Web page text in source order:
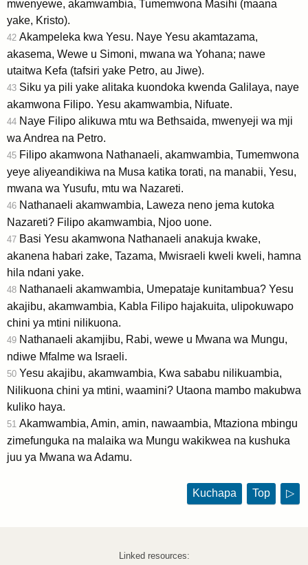
mwenyewe, akamwambia, Tumemwona Masihi (maana
yake, Kristo).
42 Akampeleka kwa Yesu. Naye Yesu akamtazama,
akasema, Wewe u Simoni, mwana wa Yohana; nawe
utaitwa Kefa (tafsiri yake Petro, au Jiwe).
43 Siku ya pili yake alitaka kuondoka kwenda Galilaya, naye
akamwona Filipo. Yesu akamwambia, Nifuate.
44 Naye Filipo alikuwa mtu wa Bethsaida, mwenyeji wa mji
wa Andrea na Petro.
45 Filipo akamwona Nathanaeli, akamwambia, Tumemwona
yeye aliyeandikiwa na Musa katika torati, na manabii, Yesu,
mwana wa Yusufu, mtu wa Nazareti.
46 Nathanaeli akamwambia, Laweza neno jema kutoka
Nazareti? Filipo akamwambia, Njoo uone.
47 Basi Yesu akamwona Nathanaeli anakuja kwake,
akanena habari zake, Tazama, Mwisraeli kweli kweli, hamna
hila ndani yake.
48 Nathanaeli akamwambia, Umepataje kunitambua? Yesu
akajibu, akamwambia, Kabla Filipo hajakuita, ulipokuwapo
chini ya mtini nilikuona.
49 Nathanaeli akamjibu, Rabi, wewe u Mwana wa Mungu,
ndiwe Mfalme wa Israeli.
50 Yesu akajibu, akamwambia, Kwa sababu nilikuambia,
Nilikuona chini ya mtini, waamini? Utaona mambo makubwa
kuliko haya.
51 Akamwambia, Amin, amin, nawaambia, Mtaziona mbingu
zimefunguka na malaika wa Mungu wakikwea na kushuka
juu ya Mwana wa Adamu.
Kuchapa Top ▷
Linked resources: